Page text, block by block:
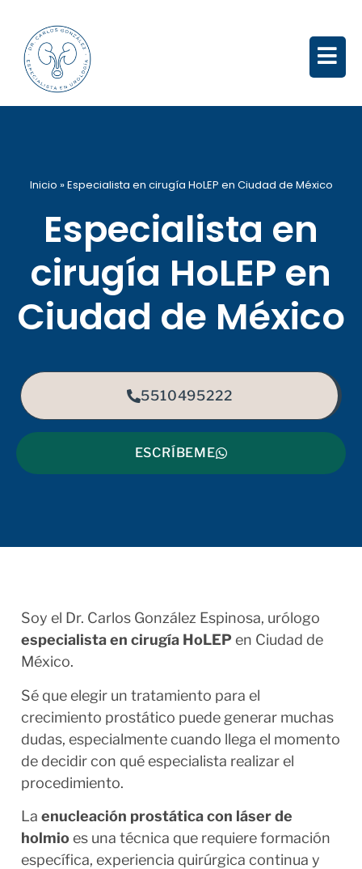
Inicio »Especialista en cirugía HoLEP en Ciudad de México
Especialista en
cirugía HoLEP en
Ciudad de México
5510495222
ESCRÍBEME
Soy el Dr. Carlos González Espinosa, urólogo
especialista en cirugía HoLEP en Ciudad de
México.
Sé que elegir un tratamiento para el
crecimiento prostático puede generar muchas
dudas, especialmente cuando llega el momento
de decidir con qué especialista realizar el
procedimiento.
La enucleación prostática con láser de
holmioes una técnica que requiere formación
específica, experiencia quirúrgica continua y